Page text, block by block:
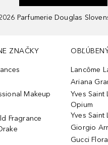
Parfumerie Douglas
ZNAČKY
Makeup
Fragrance
Lancôme
Ariana
Yves Saint
Opium
Yves Saint
Giorgio
Gucci